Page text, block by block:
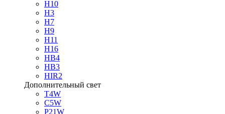
H10
H3
H7
H9
H11
H16
HB4
HB3
HIR2
Дополнительный свет
T4W
C5W
P21W